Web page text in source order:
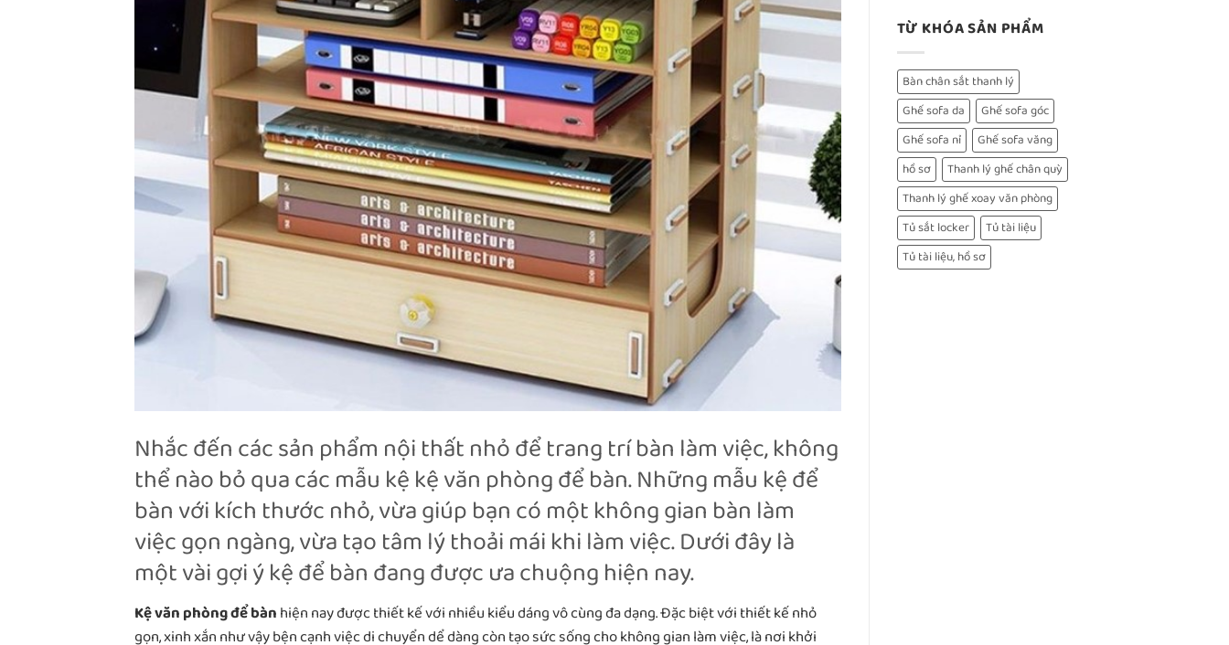
Nhắc đến các sản phẩm nội thất nhỏ để trang trí bàn làm việc, không
thể nào bỏ qua các mẫu kệ kệ văn phòng để bàn. Những mẫu kệ để
bàn với kích thước nhỏ, vừa giúp bạn có một không gian bàn làm
việc gọn ngàng, vừa tạo tâm lý thoải mái khi làm việc. Dưới đây là
một vài gợi ý kệ để bàn đang được ưa chuộng hiện nay.
Kệ văn phòng để bànhiện nay được thiết kế với nhiều kiểu dáng vô cùng đa dạng. Đặc biệt với thiết kế nhỏ
gọn, xinh xắn như vậy bện cạnh việc di chuyển dể dàng còn tạo sức sống cho không gian làm việc, là nơi khởi
TỪ KHÓA SẢN PHẨM
Bàn chân sắt thanh lý
Ghế sofa da
Ghế sofa góc
Ghế sofa nỉ
Ghế sofa văng
hồ sơ
Thanh lý ghế chân quỳ
Thanh lý ghế xoay văn phòng
Tủ sắt locker
Tủ tài liệu
Tủ tài liệu, hồ sơ